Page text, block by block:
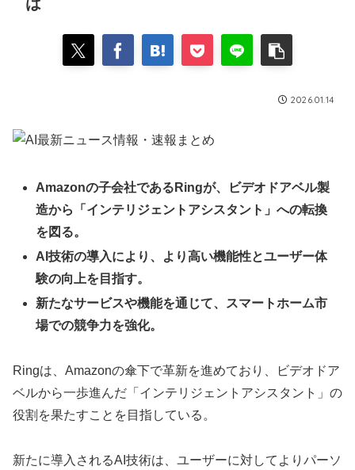
2026.01.14
Amazonの子会社であるRingが、ビデオドアベル製
造から「インテリジェントアシスタント」への転換
を図る。
AI技術の導入により、より高い機能性とユーザー体
験の向上を目指す。
新たなサービスや機能を通じて、スマートホーム市
場での競争力を強化。
Ringは、Amazonの傘下で革新を進めており、ビデオドア
ベルから一歩進んだ「インテリジェントアシスタント」の
役割を果たすことを目指している。
新たに導入されるAI技術は、ユーザーに対してよりパーソ